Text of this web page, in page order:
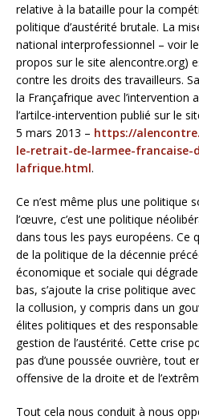
relative à la bataille pour la
politique d’austérité brutale. La
national interprofessionnel – voir
propos sur le site alencontre.org)
contre les droits des travailleurs.
la Françafrique avec l’intervention
l’artilce-intervention publié sur le
5 mars 2013 – https://
le-retrait-de-larmee-francaise-
lafrique.html.
Ce n’est même plus une politique
l’œuvre, c’est une politique
dans tous les pays européens. Ce
de la politique de la décennie
économique et sociale qui
bas, s’ajoute la crise politique
la collusion, y compris dans un
élites politiques et des
gestion de l’austérité. Cette crise
pas d’une poussée ouvrière, tout
offensive de la droite et de
Tout cela nous conduit à nous